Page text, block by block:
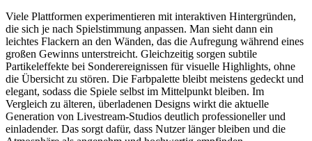
Viele Plattformen experimentieren mit interaktiven Hintergründen,
die sich je nach Spielstimmung anpassen. Man sieht dann ein
leichtes Flackern an den Wänden, das die Aufregung während eines
großen Gewinns unterstreicht. Gleichzeitig sorgen subtile
Partikeleffekte bei Sonderereignissen für visuelle Highlights, ohne
die Übersicht zu stören. Die Farbpalette bleibt meistens gedeckt und
elegant, sodass die Spiele selbst im Mittelpunkt bleiben. Im
Vergleich zu älteren, überladenen Designs wirkt die aktuelle
Generation von Livestream-Studios deutlich professioneller und
einladender. Das sorgt dafür, dass Nutzer länger bleiben und die